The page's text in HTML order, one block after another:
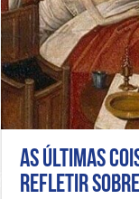
As Últimas
refletir sobre